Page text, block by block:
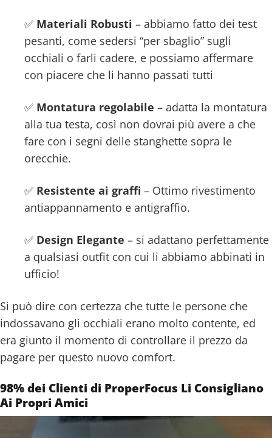
✅ Materiali Robusti – abbiamo fatto dei test
pesanti, come sedersi “per sbaglio” sugli
occhiali o farli cadere, e possiamo affermare
con piacere che li hanno passati tutti
✅ Montatura regolabile – adatta la montatura
alla tua testa, così non dovrai più avere a che
fare con i segni delle stanghette sopra le
orecchie.
✅ Resistente ai graffi – Ottimo rivestimento
antiappannamento e antigraffio.
✅ Design Elegante – si adattano perfettamente
a qualsiasi outfit con cui li abbiamo abbinati in
ufficio!
Si può dire con certezza che tutte le persone che
indossavano gli occhiali erano molto contente, ed
era giunto il momento di controllare il prezzo da
pagare per questo nuovo comfort.
98% dei Clienti di ProperFocus Li Consigliano
Ai Propri Amici